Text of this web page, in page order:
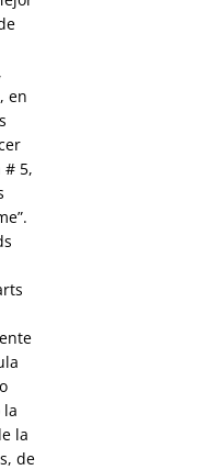
en
# 5,
la
la
de